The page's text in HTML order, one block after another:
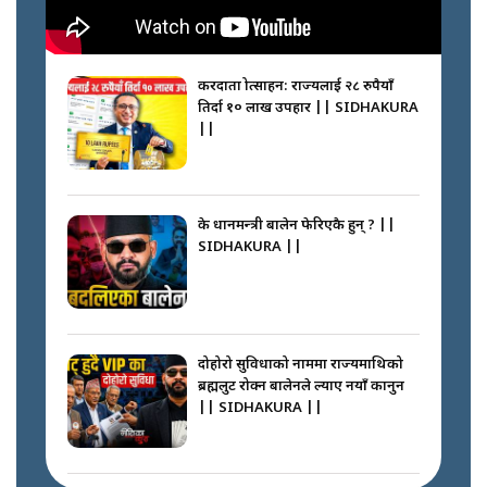
करदाता प्रोत्साहन: राज्यलाई २८ रुपैयाँ
तिर्दा १० लाख उपहार || SIDHAKURA
के प्रधानमन्त्री बालेन फेरिएकै हुन् ? ||
SIDHAKURA ||
दोहोरो सुविधाको नाममा राज्यमाथिको
ब्रह्मलुट रोक्न बालेनले ल्याए नयाँ कानुन
|| SIDHAKURA ||